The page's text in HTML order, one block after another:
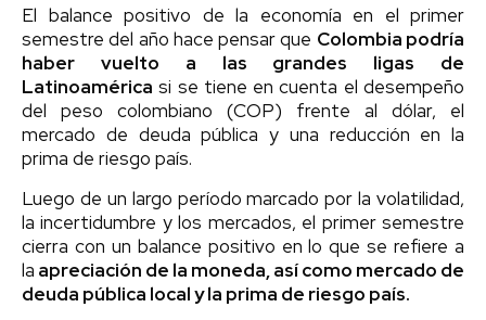
El balance positivo de la economía en el primer
semestre del año hace pensar que Colombia podría
haber vuelto a las grandes ligas de
Latinoamérica si se tiene en cuenta el desempeño
del peso colombiano (COP) frente al dólar, el
mercado de deuda pública y una reducción en la
prima de riesgo país.
Luego de un largo período marcado por la volatilidad,
la incertidumbre y los mercados, el primer semestre
cierra con un balance positivo en lo que se refiere a
la apreciación de la moneda, así como mercado de
deuda pública local y la prima de riesgo país.